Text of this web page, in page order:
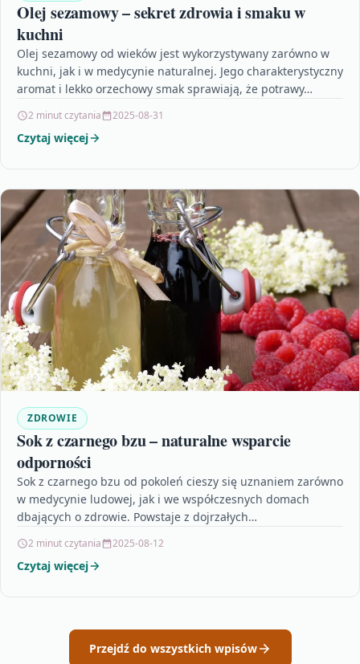
Olej sezamowy – sekret zdrowia i smaku w
kuchni
Olej sezamowy od wieków jest wykorzystywany zarówno w
kuchni, jak i w medycynie naturalnej. Jego charakterystyczny
aromat i lekko orzechowy smak sprawiają, że potrawy…
2 minut czytania 2025-08-31
Czytaj więcej
ZDROWIE
Sok z czarnego bzu – naturalne wsparcie
odporności
Sok z czarnego bzu od pokoleń cieszy się uznaniem zarówno
w medycynie ludowej, jak i we współczesnych domach
dbających o zdrowie. Powstaje z dojrzałych…
2 minut czytania 2025-08-12
Czytaj więcej
Przejdź do wszystkich wpisów